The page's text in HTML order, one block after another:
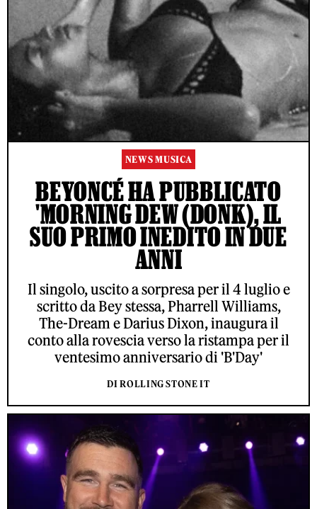
NEWS MUSICA
BEYONCÉ HA PUBBLICATO
'MORNING DEW (DONK), IL
SUO PRIMO INEDITO IN DUE
ANNI
Il singolo, uscito a sorpresa per il 4 luglio e
scritto da Bey stessa, Pharrell Williams,
The-Dream e Darius Dixon, inaugura il
conto alla rovescia verso la ristampa per il
ventesimo anniversario di 'B'Day'
DI ROLLING STONE IT